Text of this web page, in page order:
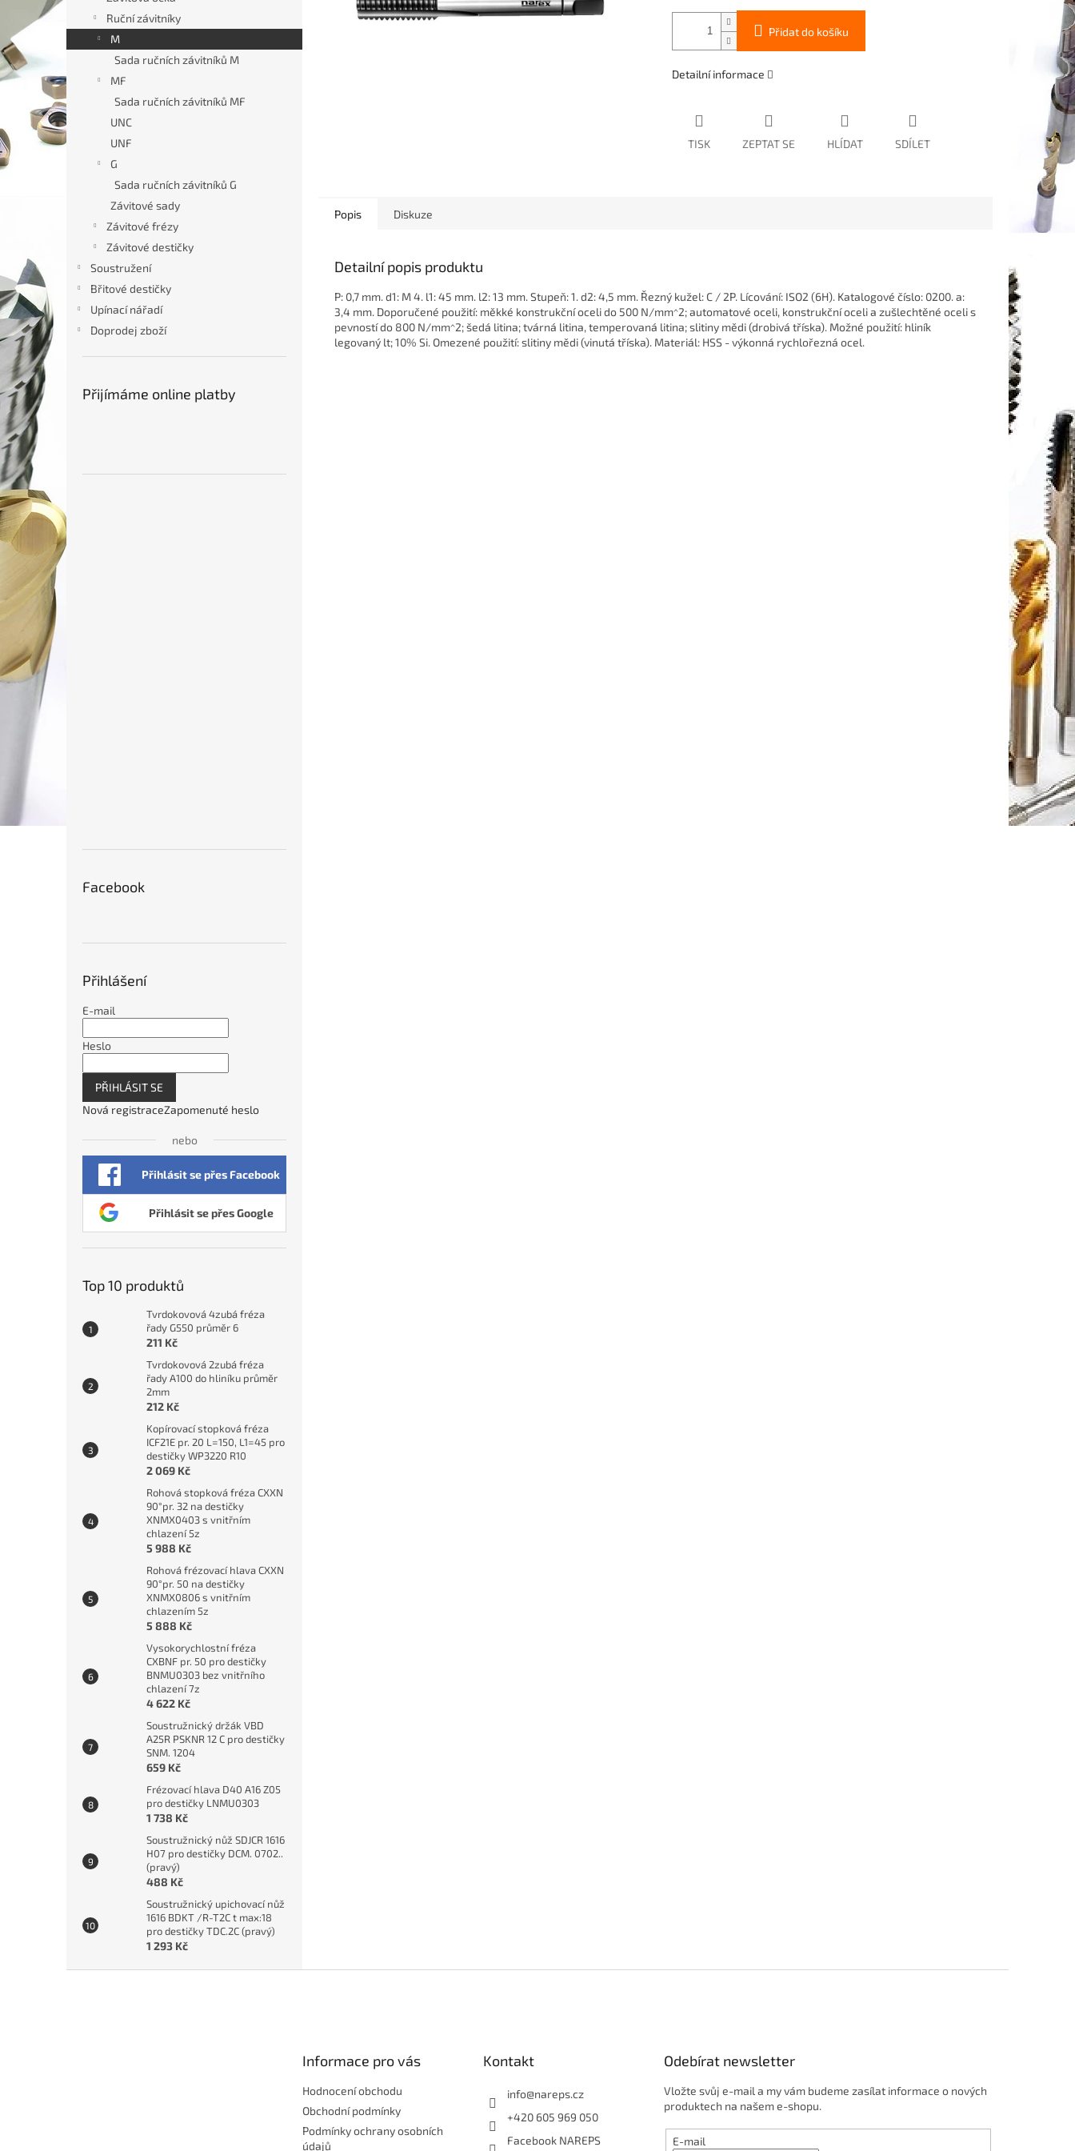
e
l
Ruční závitníky
M
Sada ručních závitníků M
MF
Sada ručních závitníků MF
UNC
UNF
G
Sada ručních závitníků G
Závitové sady
Závitové frézy
Závitové destičky
Soustružení
Břitové destičky
Upínací nářadí
Doprodej zboží
Přijímáme online platby
Facebook
Přihlášení
E-mail
Heslo
PŘIHLÁSIT SE
Nová registraceZapomenuté heslo
nebo
Přihlásit se přes Facebook
Přihlásit se přes Google
Top 10 produktů
Tvrdokovová 4zubá fréza
řady G550 průměr 6
211 Kč
Tvrdokovová 2zubá fréza
řady A100 do hliníku průměr
2mm
212 Kč
Kopírovací stopková fréza
ICF21E pr. 20 L=150, L1=45 pro
destičky WP3220 R10
2 069 Kč
Rohová stopková fréza CXXN
90°pr. 32 na destičky
XNMX0403 s vnitřním
chlazení 5z
5 988 Kč
Rohová frézovací hlava CXXN
90°pr. 50 na destičky
XNMX0806 s vnitřním
chlazením 5z
5 888 Kč
Vysokorychlostní fréza
CXBNF pr. 50 pro destičky
BNMU0303 bez vnitřního
chlazení 7z
4 622 Kč
Soustružnický držák VBD
A25R PSKNR 12 C pro destičky
SNM. 1204
659 Kč
Frézovací hlava D40 A16 Z05
pro destičky LNMU0303
1 738 Kč
Soustružnický nůž SDJCR 1616
H07 pro destičky DCM. 0702..
(pravý)
488 Kč
Soustružnický upichovací nůž
1616 BDKT /R-T2C t max:18
pro destičky TDC.2C (pravý)
1 293 Kč
Přidat do košíku
Detailní informace
TISK ZEPTAT SE HLÍDAT SDÍLET
Popis Diskuze
Detailní popis produktu
P: 0,7 mm. d1: M 4. l1: 45 mm. l2: 13 mm. Stupeň: 1. d2: 4,5 mm. Řezný kužel: C / 2P. Lícování: ISO2 (6H). Katalogové číslo: 0200. a:
3,4 mm. Doporučené použití: měkké konstrukční oceli do 500 N/mm^2; automatové oceli, konstrukční oceli a zušlechtěné oceli s
pevností do 800 N/mm^2; šedá litina; tvárná litina, temperovaná litina; slitiny mědi (drobivá tříska). Možné použití: hliník
legovaný lt; 10% Si. Omezené použití: slitiny mědi (vinutá tříska). Materiál: HSS - výkonná rychlořezná ocel.
Informace pro vás
Hodnocení obchodu
Obchodní podmínky
Podmínky ochrany osobních
údajů
Kontakt
info@nareps.cz
+420 605 969 050
Facebook NAREPS
Odebírat newsletter
Vložte svůj e-mail a my vám budeme zasílat informace o nových
produktech na našem e-shopu.
E-mail